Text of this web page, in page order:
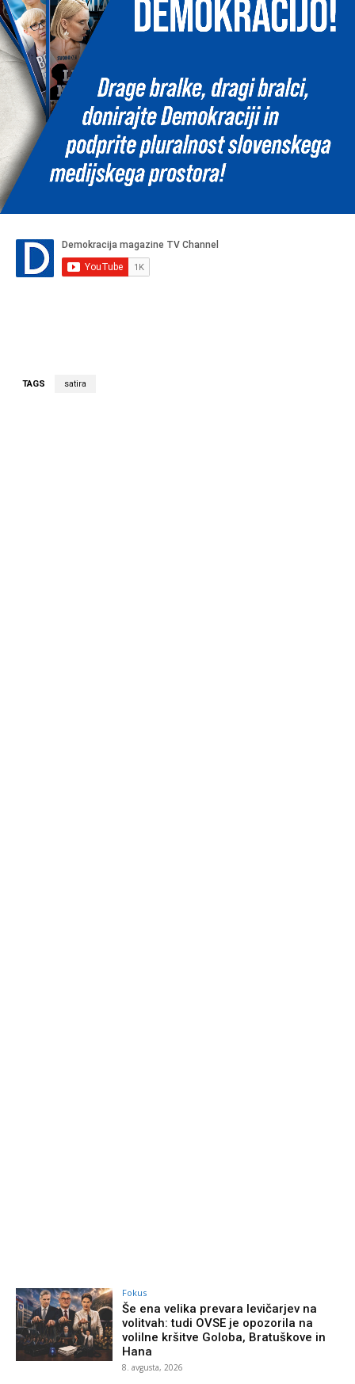
TAGS satira
Fokus
Še ena velika prevara levičarjev na
volitvah: tudi OVSE je opozorila na
volilne kršitve Goloba, Bratuškove in
Hana
8. avgusta, 2026